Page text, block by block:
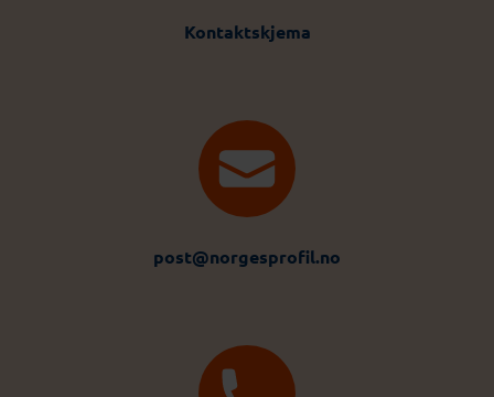
Kontaktskjema
post@norgesprofil.no